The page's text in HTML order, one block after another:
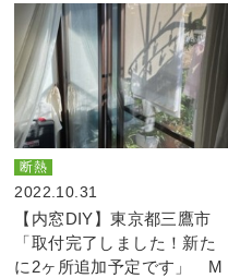
断熱
2022.10.31
【内窓DIY】東京都三鷹市
「取付完了しました！新た
に2ヶ所追加予定です」 M